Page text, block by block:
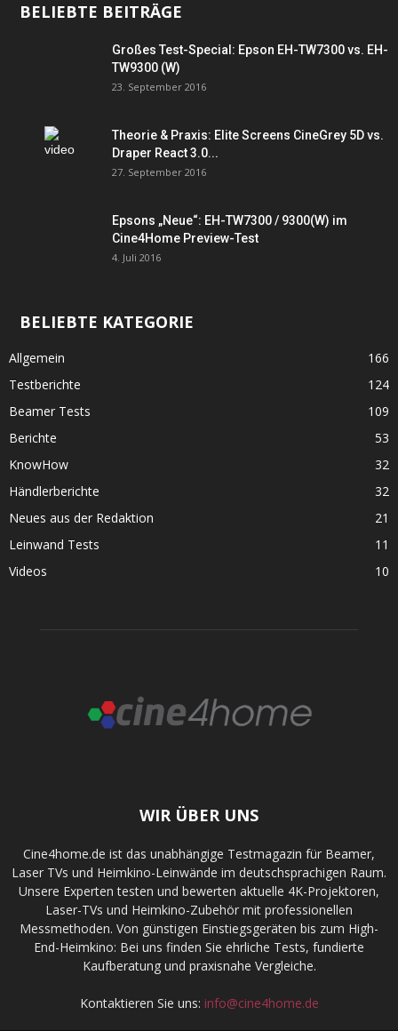
BELIEBTE BEITRÄGE
Großes Test-Special: Epson EH-TW7300 vs. EH-
TW9300 (W)
23. September 2016
Theorie & Praxis: Elite Screens CineGrey 5D vs.
Draper React 3.0...
27. September 2016
Epsons „Neue“: EH-TW7300 / 9300(W) im
Cine4Home Preview-Test
4. Juli 2016
BELIEBTE KATEGORIE
Allgemein
166
Testberichte
124
Beamer Tests
109
Berichte
53
KnowHow
32
Händlerberichte
32
Neues aus der Redaktion
21
Leinwand Tests
11
Videos
10
WIR ÜBER UNS
Cine4home.de ist das unabhängige Testmagazin für Beamer,
Laser TVs und Heimkino-Leinwände im deutschsprachigen Raum.
Unsere Experten testen und bewerten aktuelle 4K-Projektoren,
Laser-TVs und Heimkino-Zubehör mit professionellen
Messmethoden. Von günstigen Einstiegsgeräten bis zum High-
End-Heimkino: Bei uns finden Sie ehrliche Tests, fundierte
Kaufberatung und praxisnahe Vergleiche.
Kontaktieren Sie uns: info@cine4home.de